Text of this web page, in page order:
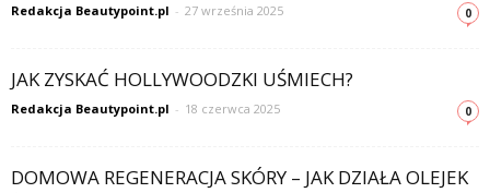
Redakcja Beautypoint.pl - 27 września 2025 0
JAK ZYSKAĆ HOLLYWOODZKI UŚMIECH?
Redakcja Beautypoint.pl - 18 czerwca 2025 0
DOMOWA REGENERACJA SKÓRY – JAK DZIAŁA OLEJEK